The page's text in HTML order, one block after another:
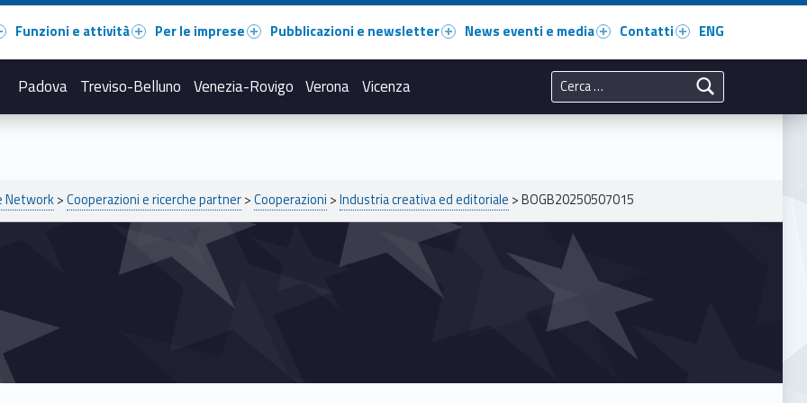
Funzioni e attività Per le imprese Pubblicazioni e newsletter News eventi e media Contatti ENG
Padova Treviso-Belluno Venezia-Rovigo Verona Vicenza
Ricerca per:
Network>Cooperazioni e ricerche partner>Cooperazioni >Industria creativa ed editoriale >BOGB20250507015